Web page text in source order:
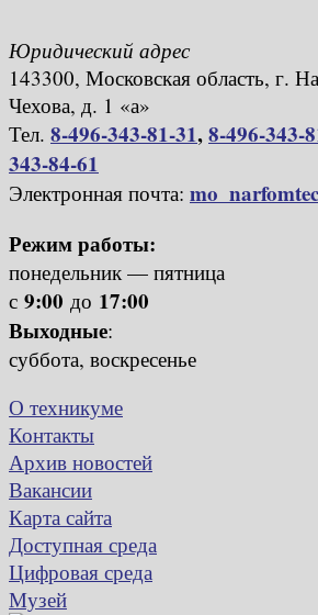
Юридический адрес
143300, Московская область, г.
Чехова, д. 1 «а»
Тел. 8-496-343-81-31,8-496-343-
343-84-61
Электронная почта:
Режим работы:
понедельник — пятница
с 9:00 до 17:00
Выходные:
суббота, воскресенье
О техникуме
Контакты
Архив новостей
Вакансии
Карта сайта
Доступная среда
Цифровая среда
Музей